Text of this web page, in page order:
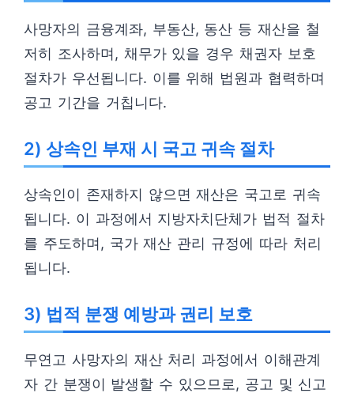
사망자의 금융계좌, 부동산, 동산 등 재산을 철
저히 조사하며, 채무가 있을 경우 채권자 보호
절차가 우선됩니다. 이를 위해 법원과 협력하며
공고 기간을 거칩니다.
2) 상속인 부재 시 국고 귀속 절차
상속인이 존재하지 않으면 재산은 국고로 귀속
됩니다. 이 과정에서 지방자치단체가 법적 절차
를 주도하며, 국가 재산 관리 규정에 따라 처리
됩니다.
3) 법적 분쟁 예방과 권리 보호
무연고 사망자의 재산 처리 과정에서 이해관계
자 간 분쟁이 발생할 수 있으므로, 공고 및 신고